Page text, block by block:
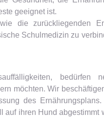
geeignet ist.
die zurückliegenden
Schulmedizin zu
bedürfen
möchten. Wir
des Ernährungsplans.
ihren Hund abgestimmt